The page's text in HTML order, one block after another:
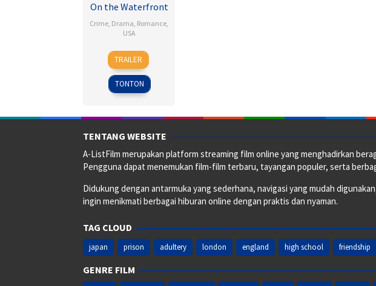
On the Waterfront
Crime, Drama, Romance,
USA
22
Jun
1954
Elia
Kazan
TRAILER
TONTON
TENTANG WEBSITE
A-ListFilm merupakan platform streaming film online yang menghadirkan
Pengguna dapat menemukan film-film terbaru, tayangan populer, serta
Didukung dengan antarmuka yang sederhana, navigasi yang mudah
ingin menikmati berbagai hiburan online dengan praktis dan nyaman.
TAG CLOUD
japan prison adultery london england high school friendship
GENRE FILM